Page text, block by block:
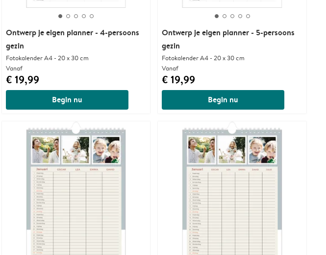
Ontwerp je eigen planner - 4-persoons
gezin
Fotokalender A4 - 20 x 30 cm
Vanaf
€ 19,99
Begin nu
Ontwerp je eigen planner - 5-persoons
gezin
Fotokalender A4 - 20 x 30 cm
Vanaf
€ 19,99
Begin nu